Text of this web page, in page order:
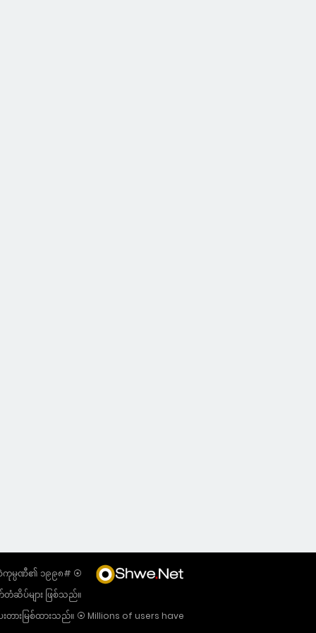
ဝဲကုမ္ပဏီ၏ ၁၉၉၈
ပ်များ ဖြစ်သည်။
ားမြစ်ထားသည်။ ⦿ Millions of users have